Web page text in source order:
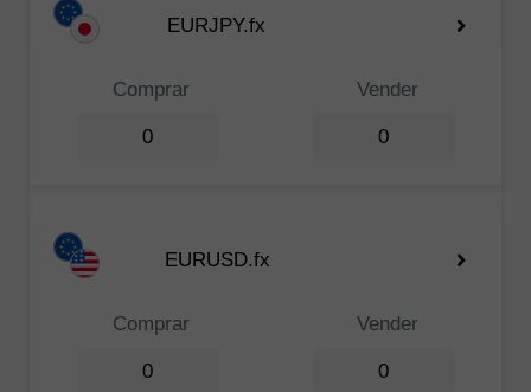
EURJPY.fx
Comprar Vender
0 0
EURUSD.fx
Comprar Vender
0 0